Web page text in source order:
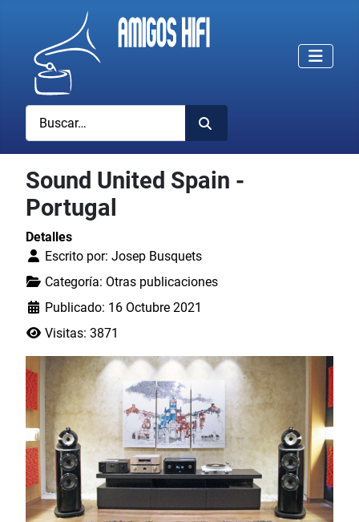
Buscar
Sound United Spain -
Portugal
Detalles
Escrito por: Josep Busquets
Categoría: Otras publicaciones
Publicado: 16 Octubre 2021
Visitas: 3871